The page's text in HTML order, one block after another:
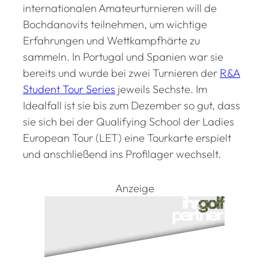
internationalen Amateurturnieren will de
Bochdanovits teilnehmen, um wichtige
Erfahrungen und Wettkampfhärte zu
sammeln. In Portugal und Spanien war sie
bereits und wurde bei zwei Turnieren der R&A
Student Tour Series jeweils Sechste. Im
Idealfall ist sie bis zum Dezember so gut, dass
sie sich bei der Qualifying School der Ladies
European Tour (LET) eine Tourkarte erspielt
und anschließend ins Profilager wechselt.
Anzeige